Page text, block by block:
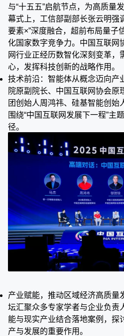
与“十五五”启航节点，为高质量
幕式上，工信部副部长张云明强
要素×”深度融合，超前布局量子
化国家数字竞争力。中国互联网
网行业正经历数智化深刻变革，
心，发挥科技创新的战略作用。
技术前沿：智能体从概念迈向产
院原副院长、中国互联网协会原
团创始人周鸿祎、硅基智能创始
围绕“中国互联网发展下一程”主
径。
产业赋能，推动区域经济高质量
坛汇聚众多专家学者与企业负责
能与现实产业结合落地案例，探
产与发展的重要作用。